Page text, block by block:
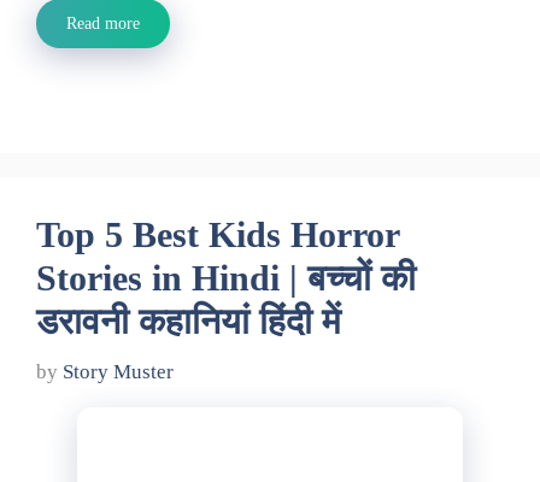
Read more
Top 5 Best Kids Horror
Stories in Hindi | बच्चों की
डरावनी कहानियां हिंदी में
by Story Muster